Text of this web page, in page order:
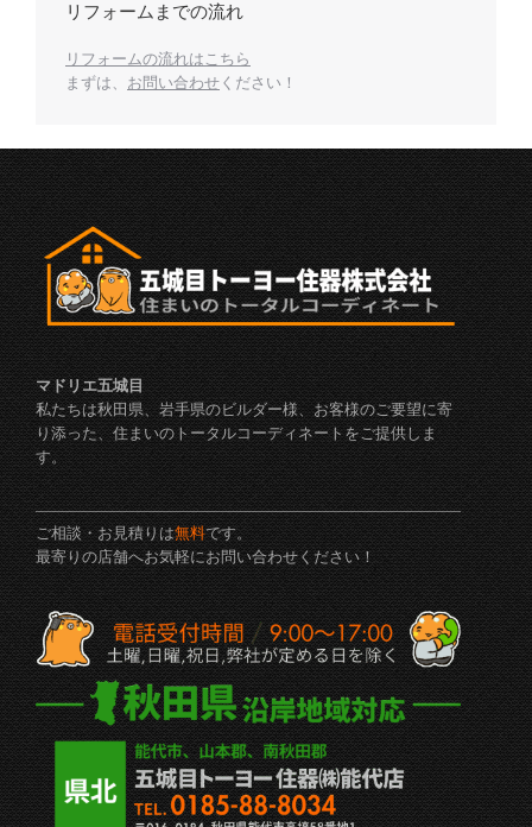
リフォームまでの流れ
リフォームの流れはこちら
まずは、 お問い合わせ ください！
マドリエ五城目
私たちは秋田県、岩手県のビルダー様、お客様のご要望に寄
り添った、住まいのトータルコーディネートをご提供しま
す。
ご相談・お見積りは無料です。
最寄りの店舗へお気軽にお問い合わせください！